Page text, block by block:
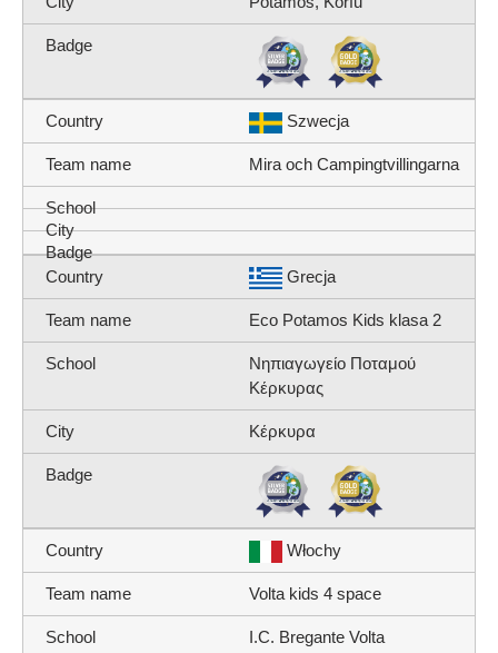
Szwecja
Mira och Campingtvillingarna
Grecja
Eco Potamos Kids klasa 2
Νηπιαγωγείο Ποταμού
Κέρκυρας
Κέρκυρα
Włochy
Volta kids 4 space
I.C. Bregante Volta